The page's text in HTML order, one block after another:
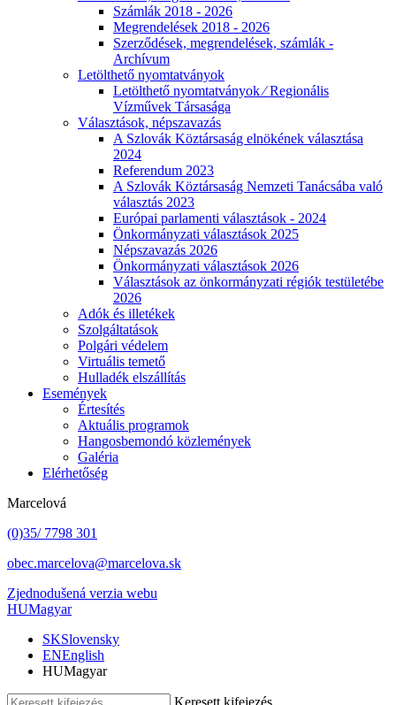
Számlák 2018 - 2026
Megrendelések 2018 - 2026
Szerződések, megrendelések, számlák -
Archívum
Letölthető nyomtatványok
Letölthető nyomtatványok ⁄ Regionális
Vízművek Társasága
Választások, népszavazás
A Szlovák Köztársaság elnökének választása
2024
Referendum 2023
A Szlovák Köztársaság Nemzeti Tanácsába való
választás 2023
Európai parlamenti választások - 2024
Önkormányzati választások 2025
Népszavazás 2026
Önkormányzati választások 2026
Választások az önkormányzati régiók testületébe
2026
Adók és illetékek
Szolgáltatások
Polgári védelem
Virtuális temető
Hulladék elszállítás
Események
Értesítés
Aktuális programok
Hangosbemondó közlemények
Galéria
Elérhetőség
Marcelová
(0)35/ 7798 301
obec.marcelova@marcelova.sk
Zjednodušená verzia webu
HUMagyar
SKSlovensky
ENEnglish
HUMagyar
Keresett kifejezés